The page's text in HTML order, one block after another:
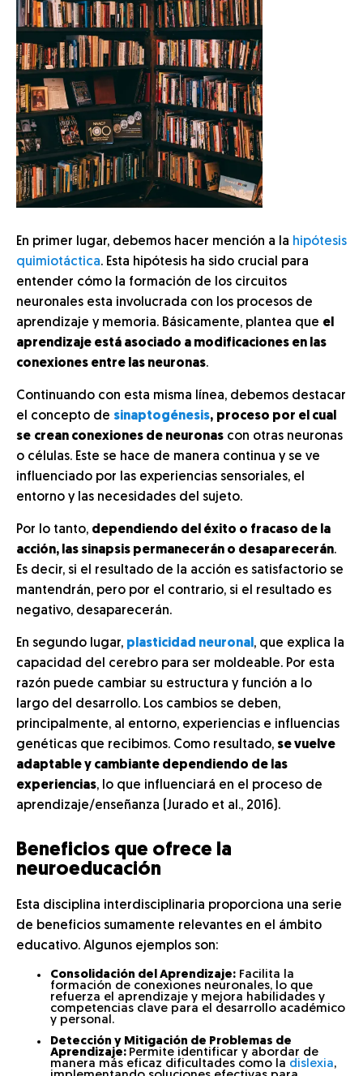
En primer lugar, debemos hacer mención a la hipótesis
quimiotáctica. Esta hipótesis ha sido crucial para
entender cómo la formación de los circuitos
neuronales esta involucrada con los procesos de
aprendizaje y memoria. Básicamente, plantea que el
aprendizaje está asociado a modificaciones en las
conexiones entre las neuronas.
Continuando con esta misma línea, debemos destacar
el concepto de sinaptogénesis, proceso por el cual
se crean conexiones de neuronas con otras neuronas
o células. Este se hace de manera continua y se ve
influenciado por las experiencias sensoriales, el
entorno y las necesidades del sujeto.
Por lo tanto, dependiendo del éxito o fracaso de la
acción, las sinapsis permanecerán o desaparecerán.
Es decir, si el resultado de la acción es satisfactorio se
mantendrán, pero por el contrario, si el resultado es
negativo, desaparecerán.
En segundo lugar, plasticidad neuronal , que explica la
capacidad del cerebro para ser moldeable. Por esta
razón puede cambiar su estructura y función a lo
largo del desarrollo. Los cambios se deben,
principalmente, al entorno, experiencias e influencias
genéticas que recibimos. Como resultado, se vuelve
adaptable y cambiante dependiendo de las
experiencias, lo que influenciará en el proceso de
aprendizaje/enseñanza (Jurado et al., 2016).
Beneficios que ofrece la
neuroeducación
Esta disciplina interdisciplinaria proporciona una serie
de beneficios sumamente relevantes en el ámbito
educativo. Algunos ejemplos son:
Consolidación del Aprendizaje: Facilita la
formación de conexiones neuronales, lo que
refuerza el aprendizaje y mejora habilidades y
competencias clave para el desarrollo académico
y personal.
Detección y Mitigación de Problemas de
Aprendizaje: Permite identificar y abordar de
manera más eficaz dificultades como la dislexia,